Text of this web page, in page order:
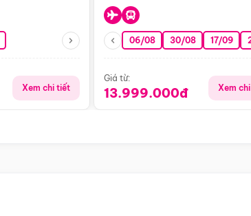
Xem chi tiết
06/08 30/08 17/09
Giá từ:
13.999.000đ Xem